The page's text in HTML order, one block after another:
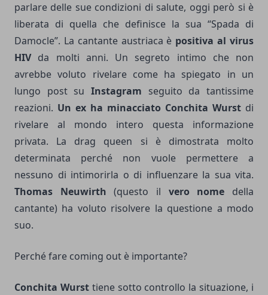
parlare delle sue condizioni di salute, oggi però si è
liberata di quella che definisce la sua “Spada di
Damocle”. La cantante austriaca è positiva al virus
HIVda molti anni. Un segreto intimo che non
avrebbe voluto rivelare come ha spiegato in un
lungo post su Instagram seguito da tantissime
reazioni. Un ex ha minacciato Conchita Wurst di
rivelare al mondo intero questa informazione
privata. La drag queen si è dimostrata molto
determinata perché non vuole permettere a
nessuno di intimorirla o di influenzare la sua vita.
Thomas Neuwirth (questo il vero nome della
cantante) ha voluto risolvere la questione a modo
suo.
Perché fare coming out è importante?
Conchita Wursttiene sotto controllo la situazione, i